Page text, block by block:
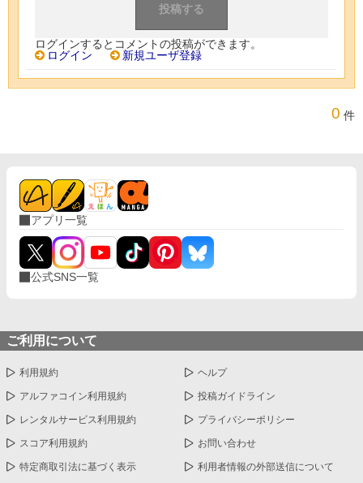
ログインするとコメントの投稿ができます。
ログイン
新規ユーザ登録
0 件
アプリ一覧
公式SNS一覧
ご利用について
利用規約 ヘルプ
アルファコイン利用規約 投稿ガイドライン
レンタルサービス利用規約 プライバシーポリシー
スコア利用規約 お問い合わせ
特定商取引法に基づく表示 利用者情報の外部送信について